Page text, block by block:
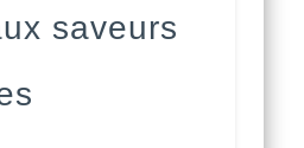
saveurs